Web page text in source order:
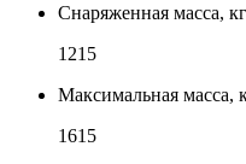
Снаряженная масса, кг
1215
Максимальная масса,
1615